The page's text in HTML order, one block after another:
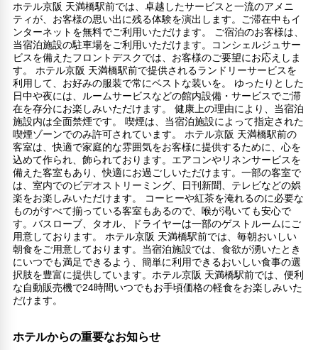
ホテル京阪 天満橋駅前では、卓越したサービスと一流のアメニ
ティが、お客様の思い出に残る体験を演出します。ご滞在中もイ
ンターネットを無料でご利用いただけます。 ご宿泊のお客様は、
当宿泊施設の駐車場をご利用いただけます。コンシェルジュサー
ビスを備えたフロントデスクでは、お客様のご要望にお応えしま
す。 ホテル京阪 天満橋駅前で提供されるランドリーサービスを
利用して、お好みの服装で常にベストな装いを。 ゆったりとした
日中や夜には、ルームサービスなどの館内設備・サービスでご滞
在を存分にお楽しみいただけます。 健康上の理由により、当宿泊
施設内は全面禁煙です。 喫煙は、当宿泊施設によって指定された
喫煙ゾーンでのみ許可されています。 ホテル京阪 天満橋駅前の
客室は、快適で家庭的な雰囲気をお客様に提供するために、心を
込めて作られ、飾られております。エアコンやリネンサービスを
備えた客室もあり、快適にお過ごしいただけます。一部の客室で
は、室内でのビデオストリーミング、日刊新聞、テレビなどの娯
楽をお楽しみいただけます。 コーヒーや紅茶を淹れるのに必要な
ものがすべて揃っている客室もあるので、喉が渇いても安心で
す。バスローブ、タオル、ドライヤーは一部のゲストルームにご
用意しております。 ホテル京阪 天満橋駅前では、毎朝おいしい
朝食をご用意しております。当宿泊施設では、食欲が湧いたとき
にいつでも満足できるよう、簡単に利用できるおいしい食事の選
択肢を豊富に提供しています。ホテル京阪 天満橋駅前では、便利
な自動販売機で24時間いつでもお手頃価格の軽食をお楽しみいた
だけます。
ホテルからの重要なお知らせ